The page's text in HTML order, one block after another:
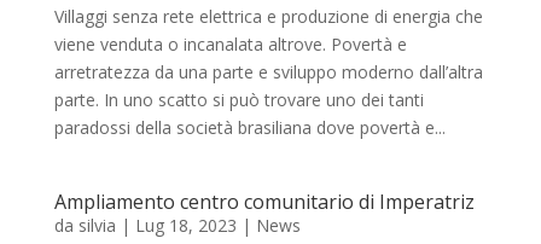
Villaggi senza rete elettrica e produzione di energia che
viene venduta o incanalata altrove. Povertà e
arretratezza da una parte e sviluppo moderno dall’altra
parte. In uno scatto si può trovare uno dei tanti
paradossi della società brasiliana dove povertà e...
Ampliamento centro comunitario di Imperatriz
da silvia | Lug 18, 2023 | News